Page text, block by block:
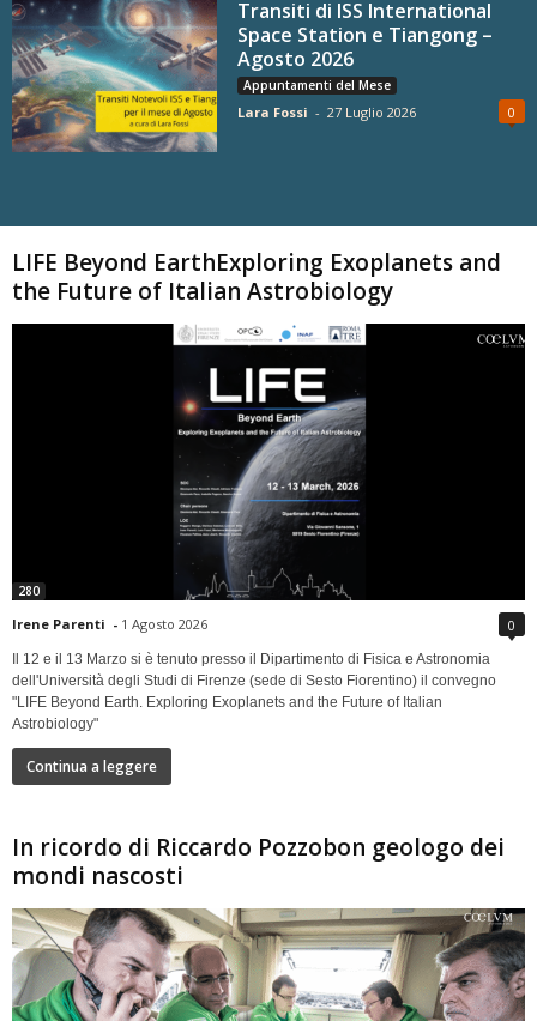
Transiti di ISS International
Space Station e Tiangong –
Agosto 2026
Appuntamenti del Mese
Lara Fossi - 27 Luglio 2026 0
LIFE Beyond EarthExploring Exoplanets and
the Future of Italian Astrobiology
280
Irene Parenti - 1 Agosto 2026 0
Il 12 e il 13 Marzo si è tenuto presso il Dipartimento di Fisica e Astronomia
dell'Università degli Studi di Firenze (sede di Sesto Fiorentino) il convegno
"LIFE Beyond Earth. Exploring Exoplanets and the Future of Italian
Astrobiology"
Continua a leggere
In ricordo di Riccardo Pozzobon geologo dei
mondi nascosti